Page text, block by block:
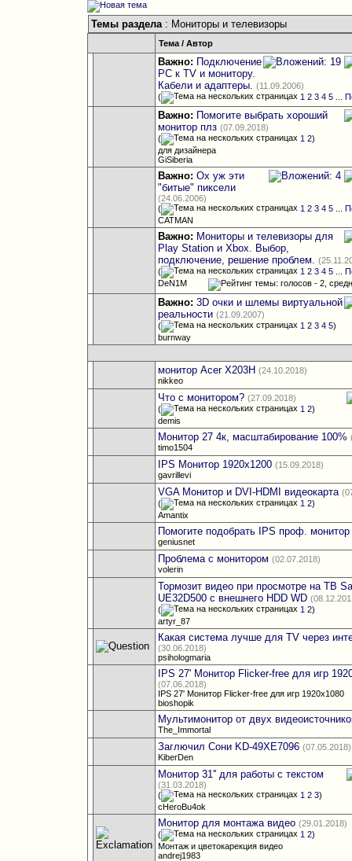
Темы раздела: Мониторы и телевизоры
Тема /Автор
Важно: Подключение
PC к ТV и монитору.
Кабели и адаптеры. (11.09.2006)
(
1 2 3 4 5 ...
Важно: Помогите выбрать хороший
монитор плз (07.09.2018)
(
1 2)
для дизайнера
GiSiberia
Важно: Ох уж эти
"битые" пиксели
(24.06.2006)
(
1 2 3 4 5 ...
CATMAN
Важно: Мониторы и телевизоры для
Play Station и Xbox. Выбор,
подключение, решение проблем.
(
1 2 3 4 5 ...
DeN1M
Важно: 3D очки и шлемы виртуальной
реальности (21.09.2007)
(
1 2 3 4 5)
burnway
монитор Acer X203H (24.10.2018)
nikkeo
Что с монитором? (27.09.2018)
(
1 2)
demis
Монитор 27 4к, масштабирование 100%
timo1504
IPS Монитор 1920х1200 (15.09.2018)
gavrillevi
VGA Монитор и DVI-HDMI видеокарта
(
1 2)
Amantix
Помогите подобрать IPS проф. монитор
geniusnet
Проблема с монитором (02.07.2018)
volerin
Тормозит видео при просмотре на ТВ
UE32D500 с внешнего HDD WD
(
1 2)
artyr_87
Какая система лучше для TV через
(30.06.2018)
psihologmaria
IPS 27' Монитор Flicker-free для игр
(07.06.2018)
IPS 27' Монитор Flicker-free для игр 1920x1080
bioshopik
Мультимонитор от двух
The_Immortal
Заглючил Сони KD-49XE7096 (07.05.2018)
KiberDen
Монитор 31'' для работы с текстом
(31.03.2018)
(
1 2 3)
cHeroBu4ok
Монитор для монтажа видео (29.01.2018)
(
1 2)
Монтаж и цветокарекция видео
andrej1983